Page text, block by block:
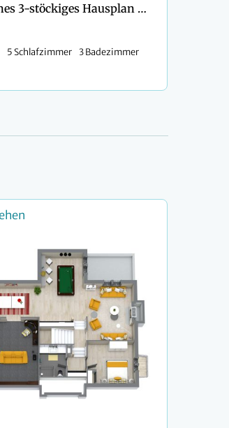
Wunderschönes 3-stöckiges Hausplan mit 5 Schlafzimmern
5 Schlafzimmer 3 Badezimmer